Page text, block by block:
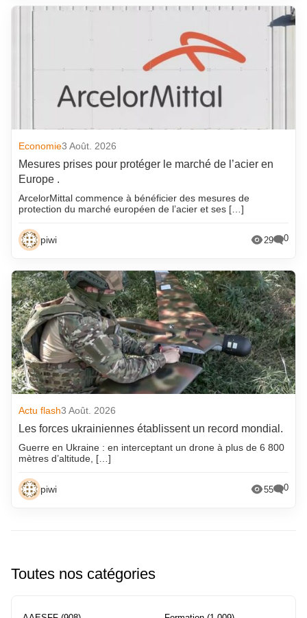
Economie3 Août. 2026
Mesures prises pour protéger le marché de l’acier en
Europe .
ArcelorMittal commence à bénéficier des mesures de
protection du marché européen de l’acier et ses […]
piwi 29 0
Actu flash3 Août. 2026
Les forces ukrainiennes établissent un record mondial.
Guerre en Ukraine : en interceptant un drone à plus de 6 800
mètres d’altitude, […]
piwi 55 0
Toutes nos catégories